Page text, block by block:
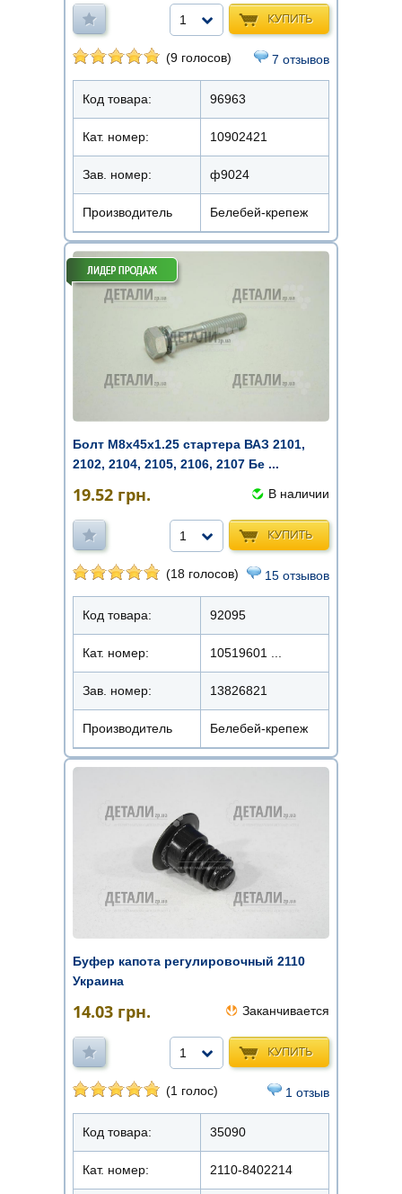
КУПИТЬ
1
(9 голосов) 7 отзывов
Код товара: 96963
Кат. номер: 10902421
Зав. номер: ф9024
Производитель Белебей-крепеж
Болт М8х45х1.25 стартера ВАЗ 2101,
2102, 2104, 2105, 2106, 2107 Бе ...
19.52 грн. В наличии
КУПИТЬ
1
(18 голосов) 15 отзывов
Код товара: 92095
Кат. номер: 10519601 ...
Зав. номер: 13826821
Производитель Белебей-крепеж
Буфер капота регулировочный 2110
Украина
14.03 грн. Заканчивается
КУПИТЬ
1
(1 голос) 1 отзыв
Код товара: 35090
Кат. номер: 2110-8402214